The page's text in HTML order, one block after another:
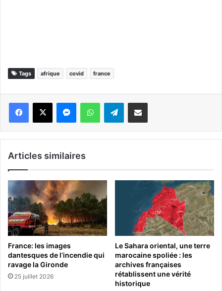
Tags afrique covid france
WhatsApp Telegram
Articles similaires
France: les images
dantesques de l’incendie qui
ravage la Gironde
25 juillet 2026
Le Sahara oriental, une terre
marocaine spoliée : les
archives françaises
rétablissent une vérité
historique